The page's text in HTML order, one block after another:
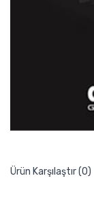
Ürün Karşılaştır (0)